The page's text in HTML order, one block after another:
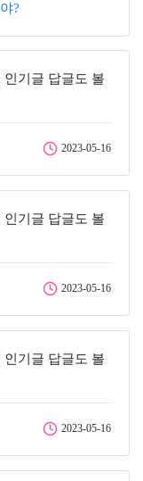
?
기글 답글도 볼
2023-05-16
기글 답글도 볼
2023-05-16
기글 답글도 볼
2023-05-16